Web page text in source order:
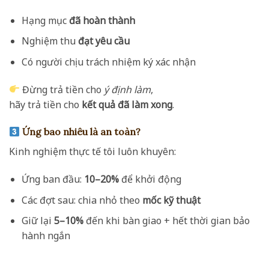
Hạng mục đã hoàn thành
Nghiệm thu đạt yêu cầu
Có người chịu trách nhiệm ký xác nhận
Đừng trả tiền cho ý định làm,
hãy trả tiền cho kết quả đã làm xong.
Ứng bao nhiêu là an toàn?
Kinh nghiệm thực tế tôi luôn khuyên:
Ứng ban đầu: 10–20%để khởi động
Các đợt sau: chia nhỏ theo mốc kỹ thuật
Giữ lại 5–10%đến khi bàn giao + hết thời gian bảo
hành ngắn